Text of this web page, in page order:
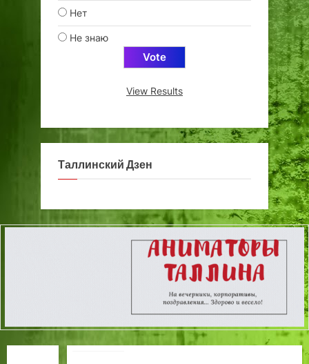
Нет
Не знаю
View Results
Таллинский Дзен